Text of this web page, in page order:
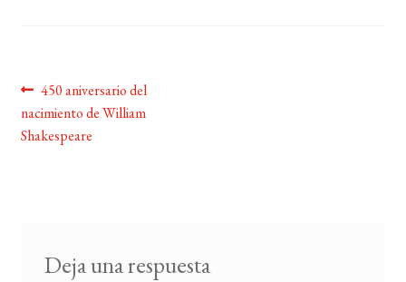
Navegación
de
Anterior:
450 aniversario del
nacimiento de William
Shakespeare
Deja una respuesta